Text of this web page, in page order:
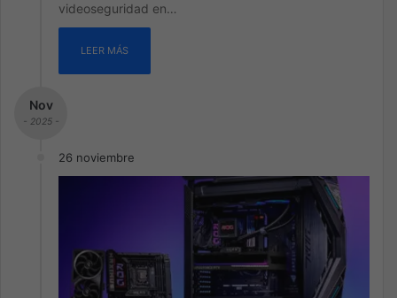
videoseguridad en…
LEER MÁS
Nov
- 2025 -
26 noviembre